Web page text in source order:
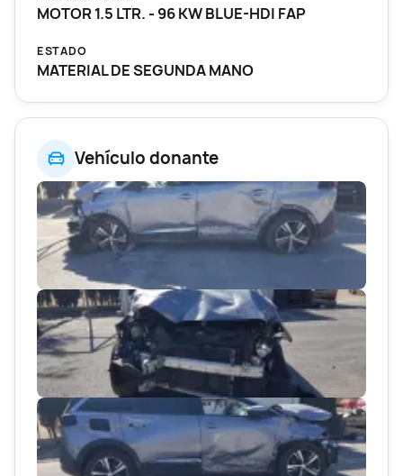
Vehículo donante
MOTOR 1.5 LTR. - 96 KW BLUE-HDI FAP
ESTADO
MATERIAL DE SEGUNDA MANO